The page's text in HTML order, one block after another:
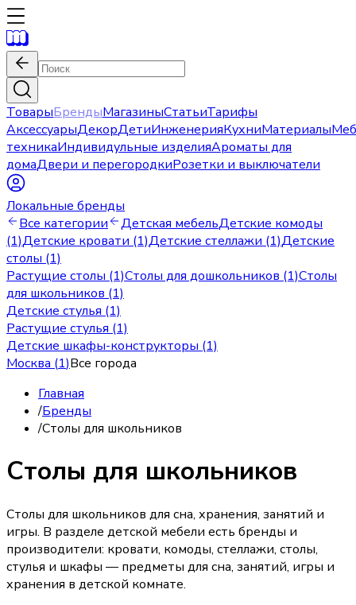
ТоварыБрендыМагазиныСтатьиТарифы
АксессуарыДекорДетиИнженерияКухниМатериалы
техникаИндивидульные изделияАроматы для
домаДвери и перегородкиРозетки и выключатели
Локальные бренды
Все категории
Детская мебельДетские комоды
(1)Детские кровати (1)Детские стеллажи (1)Детские
столы (1)
Растущие столы (1)Столы для дошкольников (1)Столы
для школьников (1)
Детские стулья (1)
Растущие стулья (1)
Детские шкафы-конструкторы (1)
Москва (1)Все города
Главная
/Бренды
/Столы для школьников
Столы для школьников
Столы для школьников для сна, хранения, занятий и
игры. В разделе детской мебели есть бренды и
производители: кровати, комоды, стеллажи, столы,
стулья и шкафы — предметы для сна, занятий, игры и
хранения в детской комнате.